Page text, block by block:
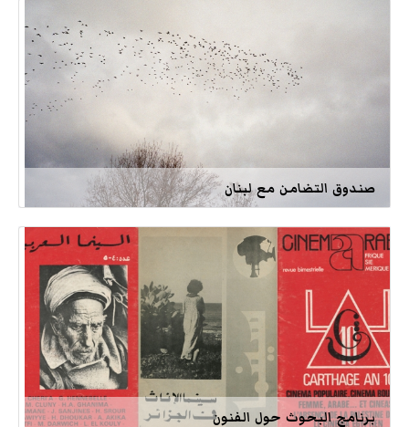
صندوق التضامن مع لبنان
برنامج البحوث حول الفنون